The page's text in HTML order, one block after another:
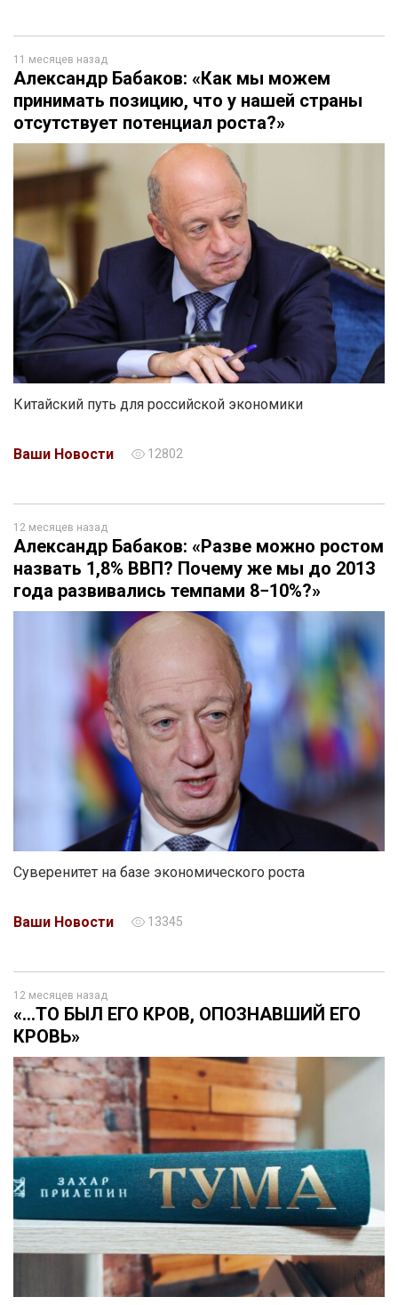
11 месяцев назад
Александр Бабаков: «Как мы можем
принимать позицию, что у нашей страны
отсутствует потенциал роста?»
Китайский путь для российской экономики
Ваши Новости 12802
12 месяцев назад
Александр Бабаков: «Разве можно ростом
назвать 1,8% ВВП? Почему же мы до 2013
года развивались темпами 8−10%?»
Суверенитет на базе экономического роста
Ваши Новости 13345
12 месяцев назад
«...ТО БЫЛ ЕГО КРОВ, ОПОЗНАВШИЙ ЕГО
КРОВЬ»